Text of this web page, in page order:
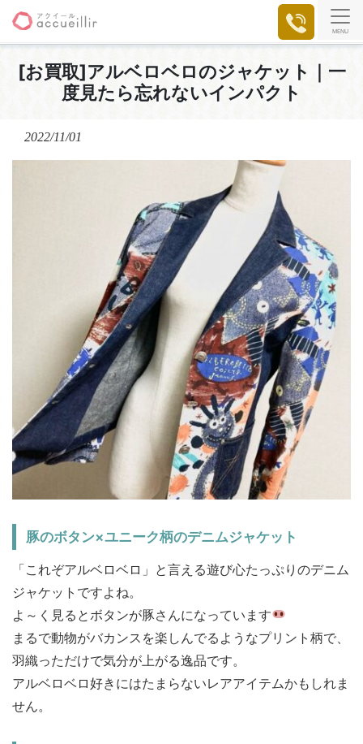
MENU
[お買取]アルベロベロのジャケット｜一
度見たら忘れないインパクト
2022/11/01
豚のボタン×ユニーク柄のデニムジャケット
「これぞアルベロベロ」と言える遊び心たっぷりのデニム
ジャケットですよね。
よ～く見るとボタンが豚さんになっています
まるで動物がバカンスを楽しんでるようなプリント柄で、
羽織っただけで気分が上がる逸品です。
アルベロベロ好きにはたまらないレアアイテムかもしれま
せん。